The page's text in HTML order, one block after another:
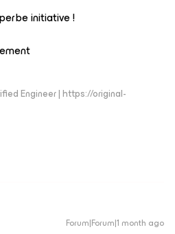
initiative !
Engineer | https://original-
Forum|Forum|1 month ago